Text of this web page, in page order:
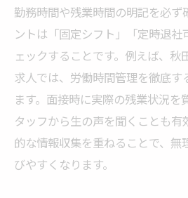
勤務時間や残業時間の明記を必ず
ントは「固定シフト」「定時退
ェックすることです。例えば、秋
求人では、労働時間管理を徹底す
ます。面接時に実際の残業状況を
タッフから生の声を聞くことも有
的な情報収集を重ねることで、無
びやすくなります。